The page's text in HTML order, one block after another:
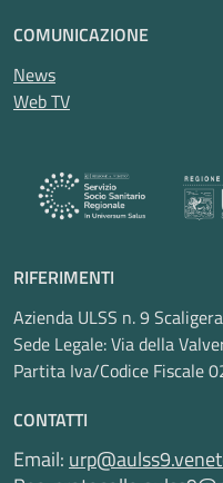
COMUNICAZIONE
News
Web TV
RIFERIMENTI
Azienda ULSS n. 9 Scaligera
Sede Legale: Via della
Partita Iva/Codice Fiscale
CONTATTI
Email: